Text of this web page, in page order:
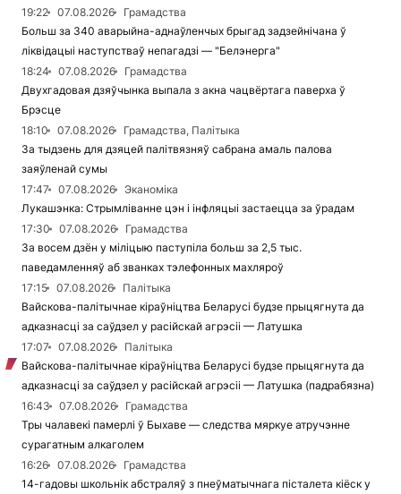
19:22
07.08.2026
Грамадства
Больш за 340 аварыйна-аднаўленчых брыгад задзейнічана ў
ліквідацыі наступстваў непагадзі — "Белэнерга"
18:24
07.08.2026
Грамадства
Двухгадовая дзяўчынка выпала з акна чацвёртага паверха ў
Брэсце
18:10
07.08.2026
Грамадства, Палітыка
За тыдзень для дзяцей палітвязняў сабрана амаль палова
заяўленай сумы
17:47
07.08.2026
Эканоміка
Лукашэнка: Стрымліванне цэн і інфляцыі застаецца за ўрадам
17:30
07.08.2026
Грамадства
За восем дзён у міліцыю паступіла больш за 2,5 тыс.
паведамленняў аб званках тэлефонных махляроў
17:15
07.08.2026
Палітыка
Вайскова-палітычнае кіраўніцтва Беларусі будзе прыцягнута да
адказнасці за саўдзел у расійскай агрэсіі — Латушка
17:07
07.08.2026
Палітыка
Вайскова-палітычнае кіраўніцтва Беларусі будзе прыцягнута да
адказнасці за саўдзел у расійскай агрэсіі — Латушка (падрабязна)
16:43
07.08.2026
Грамадства
Тры чалавекі памерлі ў Быхаве — следства мяркуе атручэнне
сурагатным алкаголем
16:26
07.08.2026
Грамадства
14-гадовы школьнік абстраляў з пнеўматычнага пісталета кіёск у